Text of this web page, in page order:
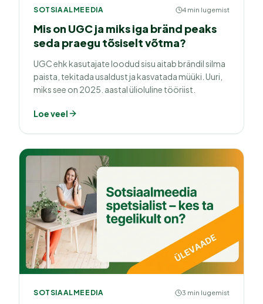
SOTSIAALMEEDIA 4 min lugemist
Mis on UGC ja miks iga bränd peaks
seda praegu tõsiselt võtma?
UGC ehk kasutajate loodud sisu aitab brändil silma
paista, tekitada usaldust ja kasvatada müüki. Uuri,
miks see on 2025. aastal ülioluline tööriist.
Loe veel
SOTSIAALMEEDIA 3 min lugemist